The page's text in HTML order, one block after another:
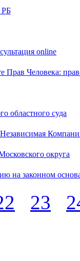
РБ
online
Прав Человека:
областного суда
округа
на законном
23